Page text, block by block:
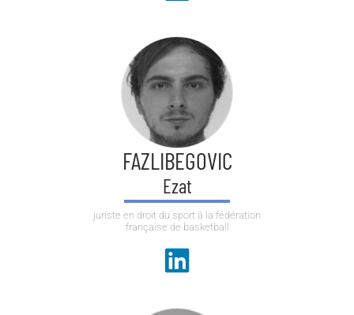
FAZLIBEGOVIC
Ezat
juriste en droit du sport à la fédération
française de basketball